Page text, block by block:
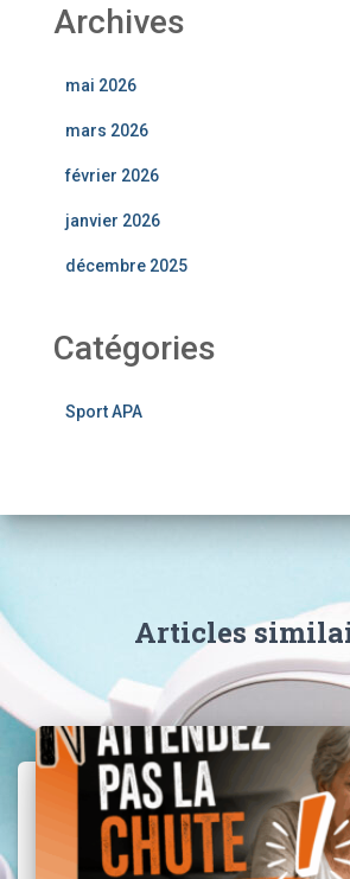
Archives
mai 2026
mars 2026
février 2026
janvier 2026
décembre 2025
Catégories
Sport APA
Articles